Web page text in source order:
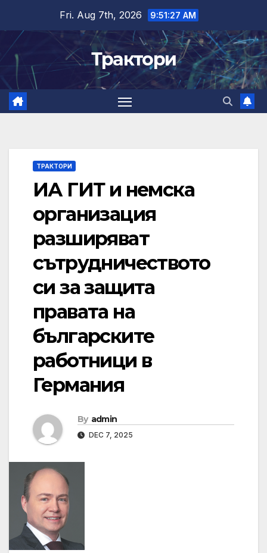
content
Fri. Aug 7th, 2026 9:51:28 AM
Трактори
ТРАКТОРИ
ИА ГИТ и немска
организация
разширяват
сътрудничеството
си за защита
правата на
българските
работници в
Германия
By admin
DEC 7, 2025